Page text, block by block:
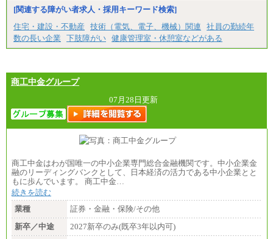
■特定職員※
大学院卒/月給234,000円～263,000円
大学卒/月給219,000円～246,000円
短大・高専卒/月給197,000円～222,000円
※拠点型職員、特定職員の給与は、生活の拠点が定
す。
中途：
全職種共通
月給制
226,600円～390,100円（勤務地域等により異なりま
す）
・ご経験やスキルを考慮し、選考の中で決定いたし
ます。
[関連する障がい者求人・採用キーワード検索]
住宅・建設・不動産
技術（電気、電子、機械）関連
社員の勤続年
数の長い企業
下肢障がい 健康管理室・休憩室などがある
商工中金グループ
07月28日更新
商工中金はわが国唯一の中小企業専門総合金融機関です。中小企業金
融のリーディングバンクとして、日本経済の活力である中小企業とと
もに歩んでいます。 商工中金…
続きを読む
業種
証券・金融・保険/その他
新卒／中途
2027新卒のみ(既卒3年以内可)